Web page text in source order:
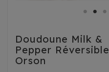
Doudoune Milk &
Pepper Réversible
Orson